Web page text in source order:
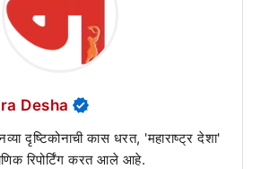
Desha
दृष्टिकोनाची कास धरत, 'महाराष्ट्र देशा'
रिपोर्टिंग करत आले आहे.